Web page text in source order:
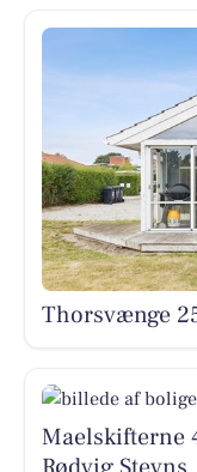
Thorsvænge
Maelskifterne